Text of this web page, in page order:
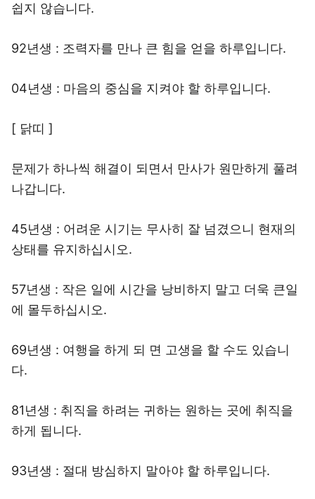
쉽지 않습니다.
92년생 : 조력자를 만나 큰 힘을 얻을 하루입니다.
04년생 : 마음의 중심을 지켜야 할 하루입니다.
[ 닭띠 ]
문제가 하나씩 해결이 되면서 만사가 원만하게 풀려
나갑니다.
45년생 : 어려운 시기는 무사히 잘 넘겼으니 현재의
상태를 유지하십시오.
57년생 : 작은 일에 시간을 낭비하지 말고 더욱 큰일
에 몰두하십시오.
69년생 : 여행을 하게 되 면 고생을 할 수도 있습니
다.
81년생 : 취직을 하려는 귀하는 원하는 곳에 취직을
하게 됩니다.
93년생 : 절대 방심하지 말아야 할 하루입니다.